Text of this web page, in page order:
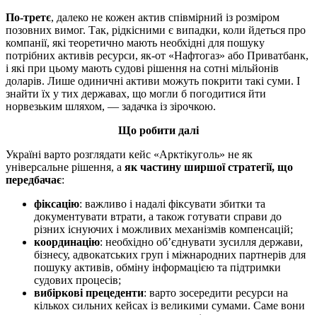
По-третє, далеко не кожен актив співмірний із розміром
позовних вимог. Так, рідкісними є випадки, коли йдеться про
компанії, які теоретично мають необхідні для пошуку
потрібних активів ресурси, як-от «Нафтогаз» або Приватбанк,
і які при цьому мають судові рішення на сотні мільйонів
доларів. Лише одиничні активи можуть покрити такі суми. І
знайти їх у тих державах, що могли б погодитися йти
норвезьким шляхом, — задачка із зірочкою.
Що робити далі
Україні варто розглядати кейс «Арктікуголь» не як
універсальне рішення, а як частину ширшої стратегії, що
передбачає:
фіксацію: важливо і надалі фіксувати збитки та
документувати втрати, а також готувати справи до
різних існуючих і можливих механізмів компенсацій;
координацію: необхідно об’єднувати зусилля держави,
бізнесу, адвокатських груп і міжнародних партнерів для
пошуку активів, обміну інформацією та підтримки
судових процесів;
вибіркові прецеденти: варто зосередити ресурси на
кількох сильних кейсах із великими сумами. Саме вони